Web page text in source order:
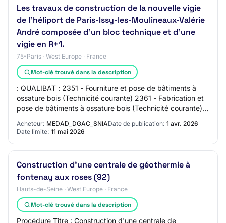
Les travaux de construction de la nouvelle vigie
de l’héliport de Paris-Issy-les-Moulineaux-Valérie
André composée d’un bloc technique et d’une
vigie en R+1.
75-Paris · West Europe · France
Mot-clé trouvé dans la description
: QUALIBAT : 2351 - Fourniture et pose de bâtiments à
ossature bois (Technicité courante) 2361 - Fabrication et
pose de bâtiments à ossature bois (Technicité courante)
Acheteur: MEDAD_DGAC_SNIADate de publication: 1 avr. 2026
Date limite: 11 mai 2026
Construction d'une centrale de géothermie à
fontenay aux roses (92)
Hauts-de-Seine · West Europe · France
Mot-clé trouvé dans la description
Procédure Titre : Construction d'une centrale de